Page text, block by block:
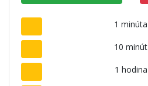
1 minúta
10 minút
1 hodina